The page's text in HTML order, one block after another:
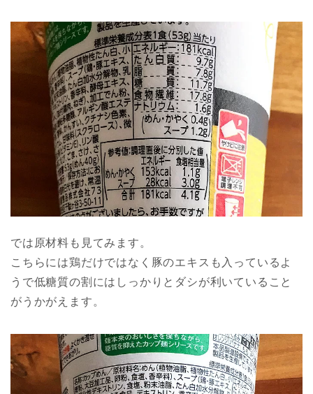
では原材料も見てみます。
こちらには鶏だけではなく豚のエキスも入っているよ
うで低糖質の割にはしっかりとダシが利いていること
がうかがえます。